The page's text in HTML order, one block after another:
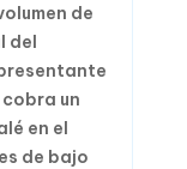
de
del
un
en el
de bajo